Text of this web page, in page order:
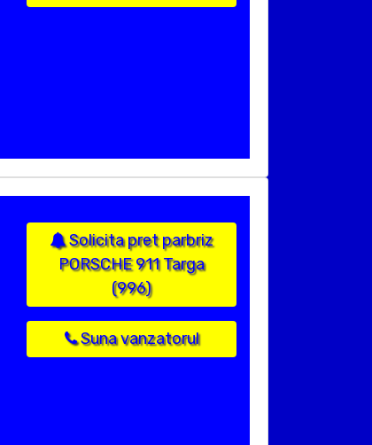
Solicita pret parbriz
PORSCHE 911 Targa
(996)
Suna vanzatorul